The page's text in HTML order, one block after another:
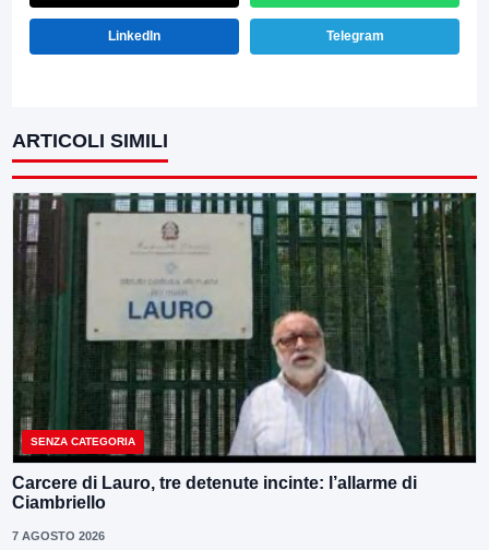
LinkedIn Telegram
ARTICOLI SIMILI
SENZA CATEGORIA
Carcere di Lauro, tre detenute incinte: l’allarme di
Ciambriello
7 AGOSTO 2026